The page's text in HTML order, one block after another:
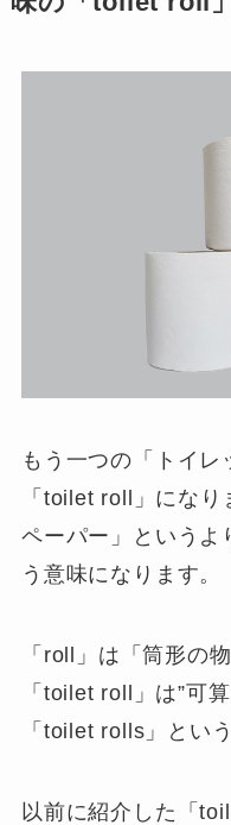
もう一つの「トイ
「 toilet roll
」にな
ペーパー」というよ
う意味になります。
「 roll 」は「筒形の物
「toilet roll」は”可
「 toilet rolls 」とい
以前に紹介した「